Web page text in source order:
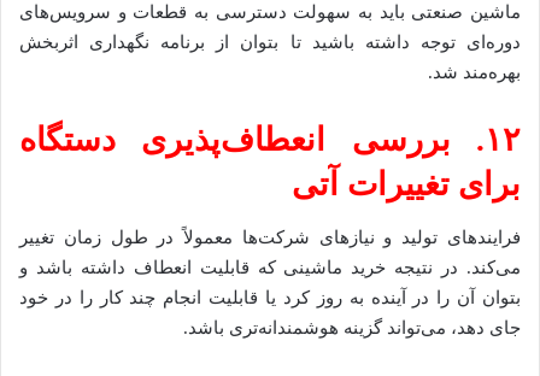
ماشین صنعتی باید به سهولت دسترسی به قطعات و سرویس‌های
دوره‌ای توجه داشته باشید تا بتوان از برنامه نگهداری اثربخش
بهره‌مند شد.
۱۲. بررسی انعطاف‌پذیری دستگاه
برای تغییرات آتی
فرایندهای تولید و نیازهای شرکت‌ها معمولاً در طول زمان تغییر
می‌کند. در نتیجه خرید ماشینی که قابلیت انعطاف داشته باشد و
بتوان آن را در آینده به روز کرد یا قابلیت انجام چند کار را در خود
جای دهد، می‌تواند گزینه هوشمندانه‌تری باشد.